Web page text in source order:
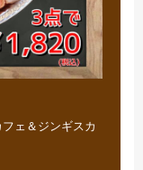
ェ＆ジンギスカ